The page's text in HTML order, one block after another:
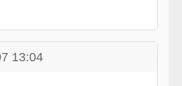
13:04